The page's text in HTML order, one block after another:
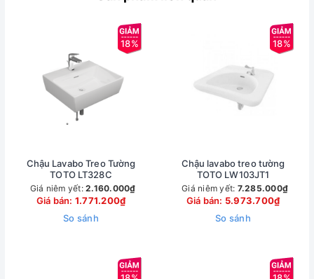
18%
Chậu Lavabo Treo Tường
TOTO LT328C
Giá niêm yết: 2.160.000₫
Giá bán: 1.771.200₫
So sánh
18%
Chậu lavabo treo tường
TOTO LW103JT1
Giá niêm yết: 7.285.000₫
Giá bán: 5.973.700₫
So sánh